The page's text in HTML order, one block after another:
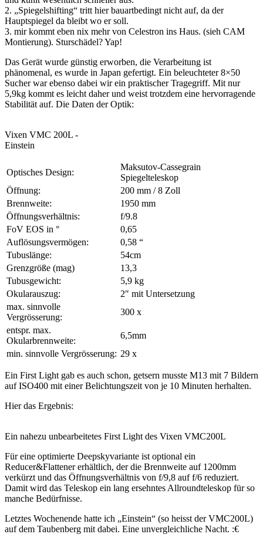
2. „Spiegelshifting“ tritt hier bauartbedingt nicht auf, da der
Hauptspiegel da bleibt wo er soll.
3. mir kommt eben nix mehr von Celestron ins Haus. (sieh CAM
Montierung). Sturschädel? Yap!
Das Gerät wurde günstig erworben, die Verarbeitung ist
phänomenal, es wurde in Japan gefertigt. Ein beleuchteter 8×50
Sucher war ebenso dabei wir ein praktischer Tragegriff. Mit nur
5,9kg kommt es leicht daher und weist trotzdem eine hervorragende
Stabilität auf. Die Daten der Optik:
Vixen VMC 200L -
Einstein
Optisches Design:
Maksutov-Cassegrain
Spiegelteleskop
Öffnung:
200 mm / 8 Zoll
Brennweite:
1950 mm
Öffnungsverhältnis:
f/9.8
FoV EOS in °
0,65
Auflösungsvermögen:
0,58 “
Tubuslänge:
54cm
Grenzgröße (mag)
13,3
Tubusgewicht:
5,9 kg
Okularauszug:
2″ mit Untersetzung
max. sinnvolle
Vergrösserung:
300 x
entspr. max.
Okularbrennweite:
6,5mm
min. sinnvolle Vergrösserung: 29 x
Ein First Light gab es auch schon, getsern musste M13 mit 7 Bildern
auf ISO400 mit einer Belichtungszeit von je 10 Minuten herhalten.
Hier das Ergebnis:
Ein nahezu unbearbeitetes First Light des Vixen VMC200L
Für eine optimierte Deepskyvariante ist optional ein
Reducer&Flattener erhältlich, der die Brennweite auf 1200mm
verkürzt und das Öffnungsverhältnis von f/9,8 auf f/6 reduziert.
Damit wird das Teleskop ein lang ersehntes Allroundteleskop für so
manche Bedürfnisse.
Letztes Wochenende hatte ich „Einstein“ (so heisst der VMC200L)
auf dem Taubenberg mit dabei. Eine unvergleichliche Nacht. :€